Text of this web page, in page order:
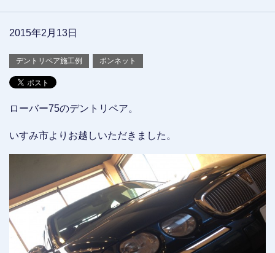
2015年2月13日
デントリペア施工例 ボンネット
ローバー75のデントリペア。
いすみ市よりお越しいただきました。